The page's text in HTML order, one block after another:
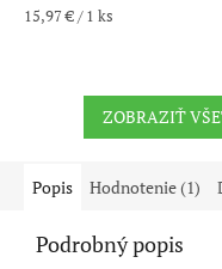
Jednotková
15,97 € / 1 ks
ZOBRAZIŤ
Popis Hodnotenie (1)
Podrobný popis